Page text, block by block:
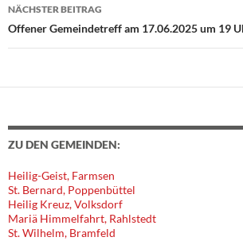
NÄCHSTER BEITRAG
Offener Gemeindetreff am 17.06.2025 um 19
ZU DEN GEMEINDEN:
Heilig-Geist, Farmsen
St. Bernard, Poppenbüttel
Heilig Kreuz, Volksdorf
Mariä Himmelfahrt, Rahlstedt
St. Wilhelm, Bramfeld